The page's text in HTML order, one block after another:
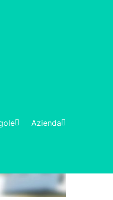
Azienda